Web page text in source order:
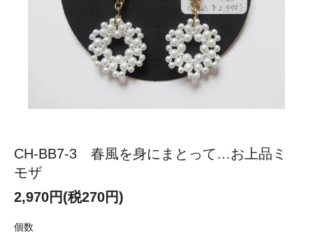
CH-BB7-3 春風を身にまとって…お上品ミ
モザ
2,970円(税270円)
個数